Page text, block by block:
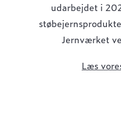
udarbejdet i
Jernværket
Læs